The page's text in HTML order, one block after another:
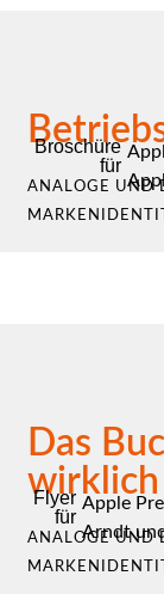
Broschüre
für
ANALOGE UND
Das
Flyer
für
Apple
Arndt
ANALOGE UND